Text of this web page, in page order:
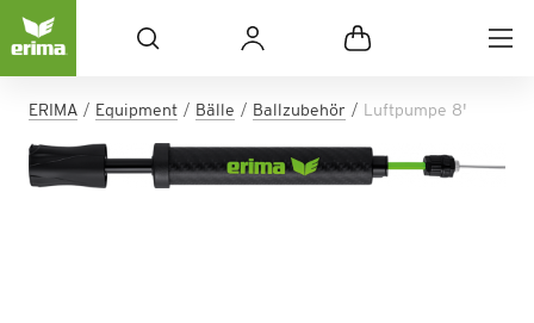
ERIMA Equipment Bälle Ballzubehör Luftpumpe 8'